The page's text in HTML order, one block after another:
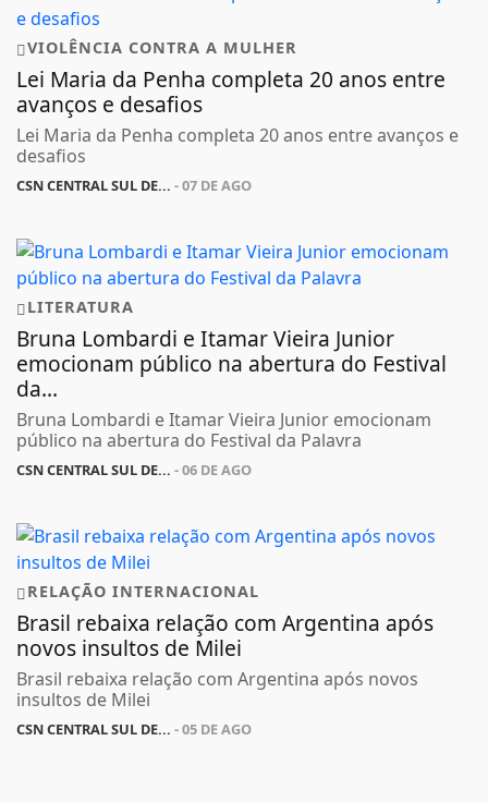
VIOLÊNCIA CONTRA A MULHER
Lei Maria da Penha completa 20 anos entre
avanços e desafios
Lei Maria da Penha completa 20 anos entre avanços e
desafios
CSN CENTRAL SUL DE... - 07 DE AGO
LITERATURA
Bruna Lombardi e Itamar Vieira Junior
emocionam público na abertura do Festival
da...
Bruna Lombardi e Itamar Vieira Junior emocionam
público na abertura do Festival da Palavra
CSN CENTRAL SUL DE... - 06 DE AGO
RELAÇÃO INTERNACIONAL
Brasil rebaixa relação com Argentina após
novos insultos de Milei
Brasil rebaixa relação com Argentina após novos
insultos de Milei
CSN CENTRAL SUL DE... - 05 DE AGO